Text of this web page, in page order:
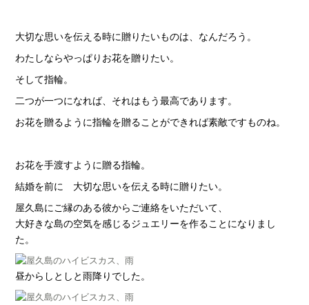
大切な思いを伝える時に贈りたいものは、なんだろう。
わたしならやっぱりお花を贈りたい。
そして指輪。
二つが一つになれば、それはもう最高であります。
お花を贈るように指輪を贈ることができれば素敵ですものね。
お花を手渡すように贈る指輪。
結婚を前に 大切な思いを伝える時に贈りたい。
屋久島にご縁のある彼からご連絡をいただいて、
大好きな島の空気を感じるジュエリーを作ることになりまし
た。
昼からしとしと雨降りでした。